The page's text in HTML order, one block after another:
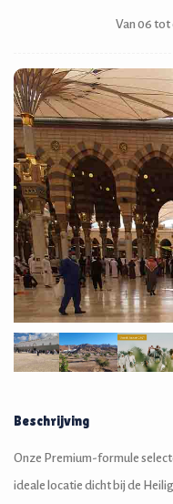
Van 06 tot
Beschrijving
Onze Premium-formule
ideale locatie dicht bij de